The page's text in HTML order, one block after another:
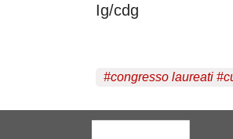
Ig/cdg
#congresso laureati #